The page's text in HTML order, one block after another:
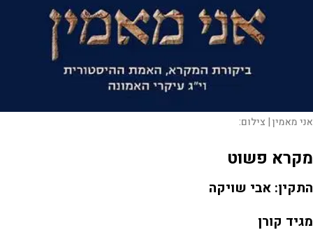
אני מאמין | צילום:
מקרא פשוט
התקין: אבי שויקה
מגיד קורן